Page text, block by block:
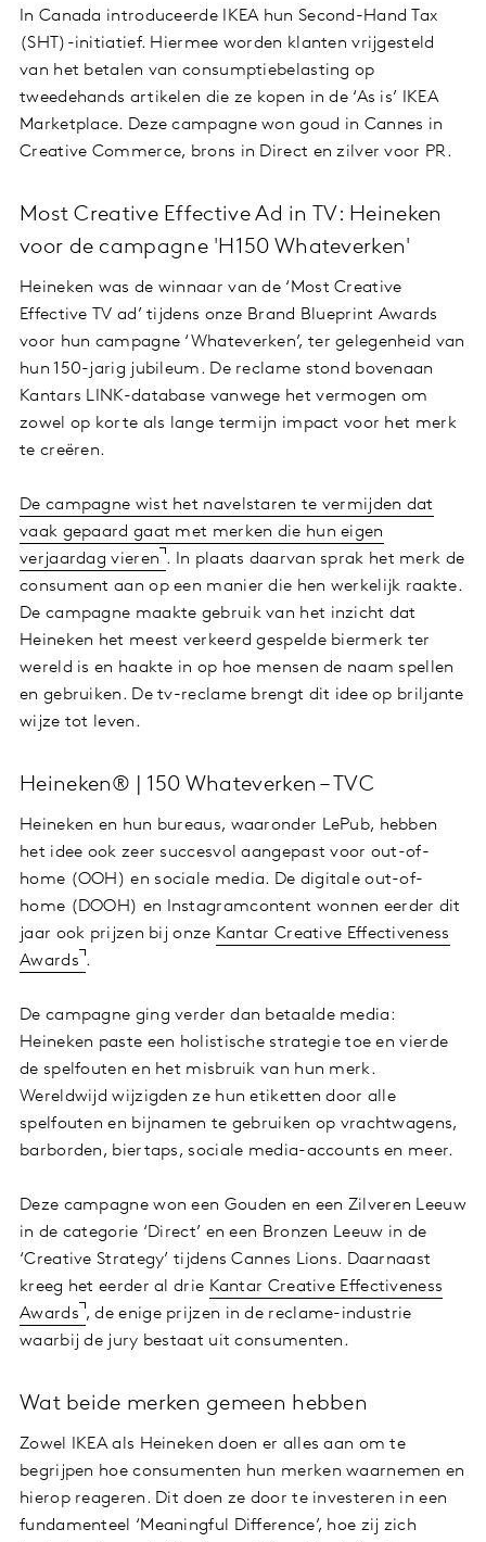
In Canada introduceerde IKEA hun Second-Hand Tax
(SHT)-initiatief. Hiermee worden klanten vrijgesteld
van het betalen van consumptiebelasting op
tweedehands artikelen die ze kopen in de ‘As is’ IKEA
Marketplace. Deze campagne won goud in Cannes in
Creative Commerce, brons in Direct en zilver voor PR.
Most Creative Effective Ad in TV: Heineken
voor de campagne 'H150 Whateverken'
Heineken was de winnaar van de ‘Most Creative
Effective TV ad’ tijdens onze Brand Blueprint Awards
voor hun campagne ‘Whateverken’, ter gelegenheid van
hun 150-jarig jubileum. De reclame stond bovenaan
Kantars LINK-database vanwege het vermogen om
zowel op korte als lange termijn impact voor het merk
te creëren.
De campagne wist het navelstaren te vermijden dat
vaak gepaard gaat met merken die hun eigen
verjaardag vieren . In plaats daarvan sprak het merk de
consument aan op een manier die hen werkelijk raakte.
De campagne maakte gebruik van het inzicht dat
Heineken het meest verkeerd gespelde biermerk ter
wereld is en haakte in op hoe mensen de naam spellen
en gebruiken. De tv-reclame brengt dit idee op briljante
wijze tot leven.
Heineken® | 150 Whateverken – TVC
Heineken en hun bureaus, waaronder LePub, hebben
het idee ook zeer succesvol aangepast voor out-of-
home (OOH) en sociale media. De digitale out-of-
home (DOOH) en Instagramcontent wonnen eerder dit
jaar ook prijzen bij onze Kantar Creative Effectiveness
Awards .
De campagne ging verder dan betaalde media:
Heineken paste een holistische strategie toe en vierde
de spelfouten en het misbruik van hun merk.
Wereldwijd wijzigden ze hun etiketten door alle
spelfouten en bijnamen te gebruiken op vrachtwagens,
barborden, biertaps, sociale media-accounts en meer.
Deze campagne won een Gouden en een Zilveren Leeuw
in de categorie ‘Direct’ en een Bronzen Leeuw in de
‘Creative Strategy’ tijdens Cannes Lions. Daarnaast
kreeg het eerder al drie Kantar Creative Effectiveness
Awards , de enige prijzen in de reclame-industrie
waarbij de jury bestaat uit consumenten.
Wat beide merken gemeen hebben
Zowel IKEA als Heineken doen er alles aan om te
begrijpen hoe consumenten hun merken waarnemen en
hierop reageren. Dit doen ze door te investeren in een
fundamenteel ‘Meaningful Difference’, hoe zij zich